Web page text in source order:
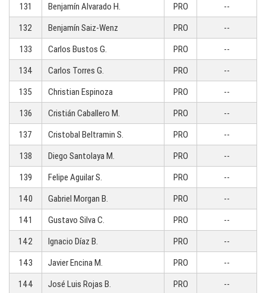
131
Benjamín Alvarado H. PRO
--
132
Benjamín Saiz-Wenz PRO
--
133
Carlos Bustos G. PRO
--
134
Carlos Torres G. PRO
--
135
Christian Espinoza PRO
--
136
Cristián Caballero M. PRO
--
137
Cristobal Beltramin S. PRO
--
138
Diego Santolaya M. PRO
--
139
Felipe Aguilar S. PRO
--
140
Gabriel Morgan B. PRO
--
141
Gustavo Silva C. PRO
--
142
Ignacio Díaz B. PRO
--
143
Javier Encina M. PRO
--
144
José Luis Rojas B. PRO
--